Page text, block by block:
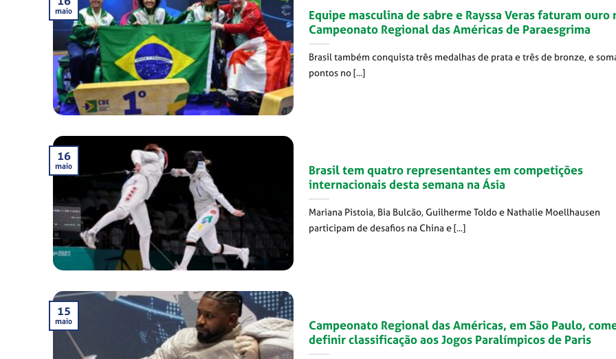
Equipe masculina de sabre e Rayssa Veras faturam ouro
Campeonato Regional das Américas de Paraesgrima
Brasil também conquista três medalhas de prata e três de bronze, e
pontos no [...]
maio
Brasil tem quatro representantes em competições
internacionais desta semana na Ásia
Mariana Pistoia, Bia Bulcão, Guilherme Toldo e Nathalie Moellhausen
participam de desafios na China e [...]
16
maio
Campeonato Regional das Américas, em São Paulo,
definir classificação aos Jogos Paralímpicos de Paris
15
maio